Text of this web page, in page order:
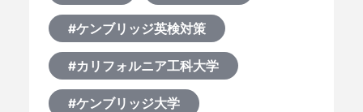
#ケンブリッジ英検対策
#カリフォルニア工科大学
#ケンブリッジ大学